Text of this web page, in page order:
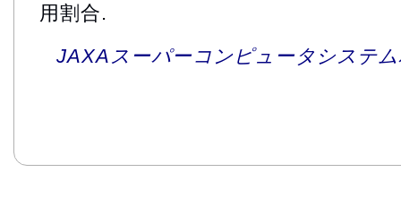
用割合.
JAXAスーパーコンピュータシステ